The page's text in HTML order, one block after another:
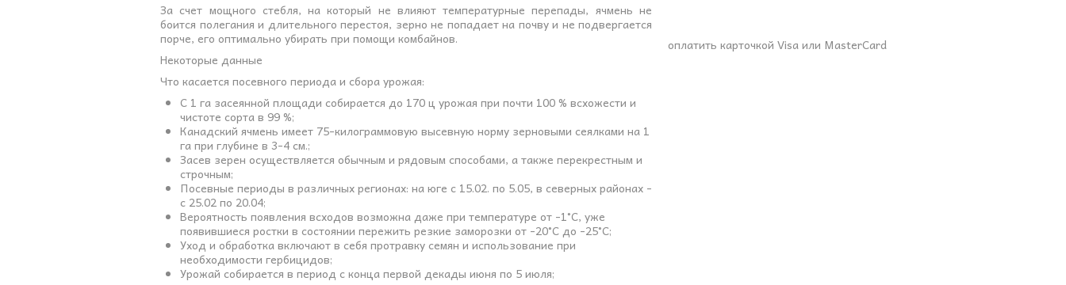
За счет мощного стебля, на который не влияют температурные перепады, ячмень не
боится полегания и длительного перестоя, зерно не попадает на почву и не подвергается
порче, его оптимально убирать при помощи комбайнов.
Некоторые данные
Что касается посевного периода и сбора урожая:
С 1 га засеянной площади собирается до 170 ц урожая при почти 100 % всхожести и
чистоте сорта в 99 %;
Канадский ячмень имеет 75-килограммовую высевную норму зерновыми сеялками на 1
га при глубине в 3-4 см.;
Засев зерен осуществляется обычным и рядовым способами, а также перекрестным и
строчным;
Посевные периоды в различных регионах: на юге с 15.02. по 5.05, в северных районах -
с 25.02 по 20.04;
Вероятность появления всходов возможна даже при температуре от -1°С, уже
появившиеся ростки в состоянии пережить резкие заморозки от -20°С до -25°С;
Уход и обработка включают в себя протравку семян и использование при
необходимости гербицидов;
Урожай собирается в период с конца первой декады июня по 5 июля;
оплатить карточкой Visa или MasterCard